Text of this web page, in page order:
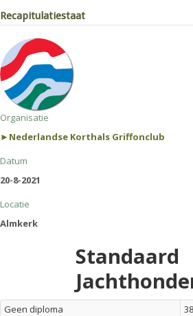
Recapitulatiestaat
Organisatie
►Nederlandse Korthals Griffonclub
Datum
20-8-2021
Locatie
Almkerk
Standaard
Geen diploma 38